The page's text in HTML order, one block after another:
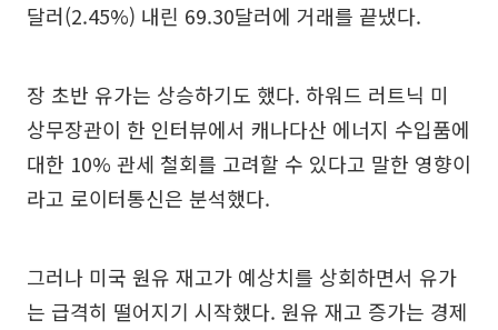
달러(2.45%) 내린 69.30달러에 거래를 끝냈다.
장 초반 유가는 상승하기도 했다. 하워드 러트닉 미
상무장관이 한 인터뷰에서 캐나다산 에너지 수입품에
대한 10% 관세 철회를 고려할 수 있다고 말한 영향이
라고 로이터통신은 분석했다.
그러나 미국 원유 재고가 예상치를 상회하면서 유가
는 급격히 떨어지기 시작했다. 원유 재고 증가는 경제